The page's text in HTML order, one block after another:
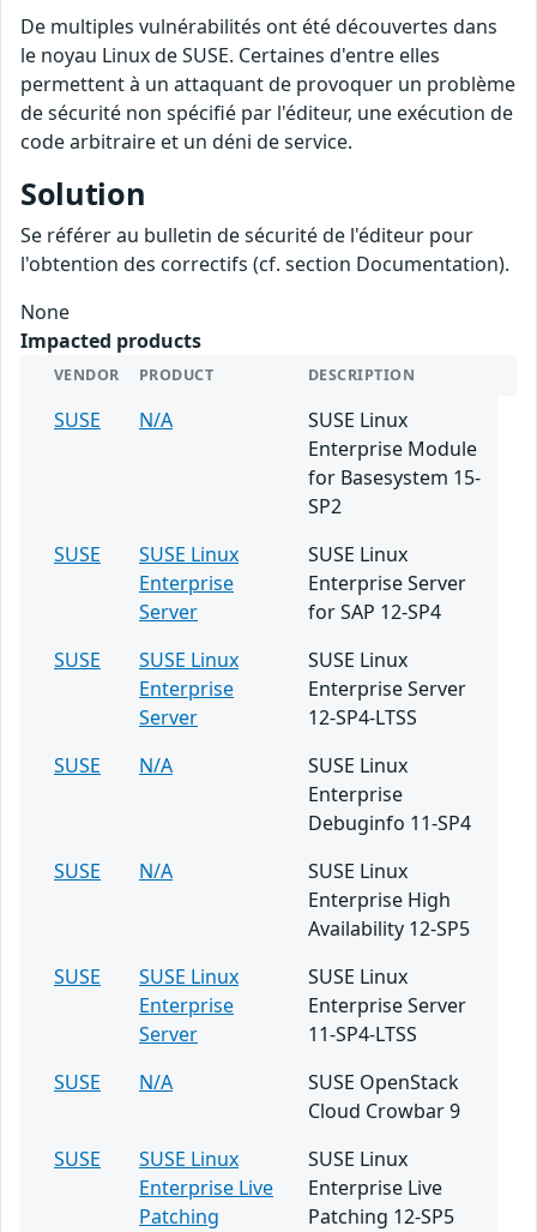
De multiples vulnérabilités ont été découvertes dans
le noyau Linux de SUSE. Certaines d'entre elles
permettent à un attaquant de provoquer un problème
de sécurité non spécifié par l'éditeur, une exécution de
code arbitraire et un déni de service.
Solution
Se référer au bulletin de sécurité de l'éditeur pour
l'obtention des correctifs (cf. section Documentation).
None
Impacted products
VENDOR PRODUCT DESCRIPTION
SUSE N/A
SUSE Linux
Enterprise Module
for Basesystem 15-
SP2
SUSE
SUSE Linux
Enterprise
Server
SUSE Linux
Enterprise Server
for SAP 12-SP4
SUSE
SUSE Linux
Enterprise
Server
SUSE Linux
Enterprise Server
12-SP4-LTSS
SUSE
N/A
SUSE Linux
Enterprise
Debuginfo 11-SP4
SUSE
N/A
SUSE Linux
Enterprise High
Availability 12-SP5
SUSE
SUSE Linux
Enterprise
Server
SUSE Linux
Enterprise Server
11-SP4-LTSS
SUSE
N/A
SUSE OpenStack
Cloud Crowbar 9
SUSE
SUSE Linux
Enterprise Live
Patching
SUSE Linux
Enterprise Live
Patching 12-SP5